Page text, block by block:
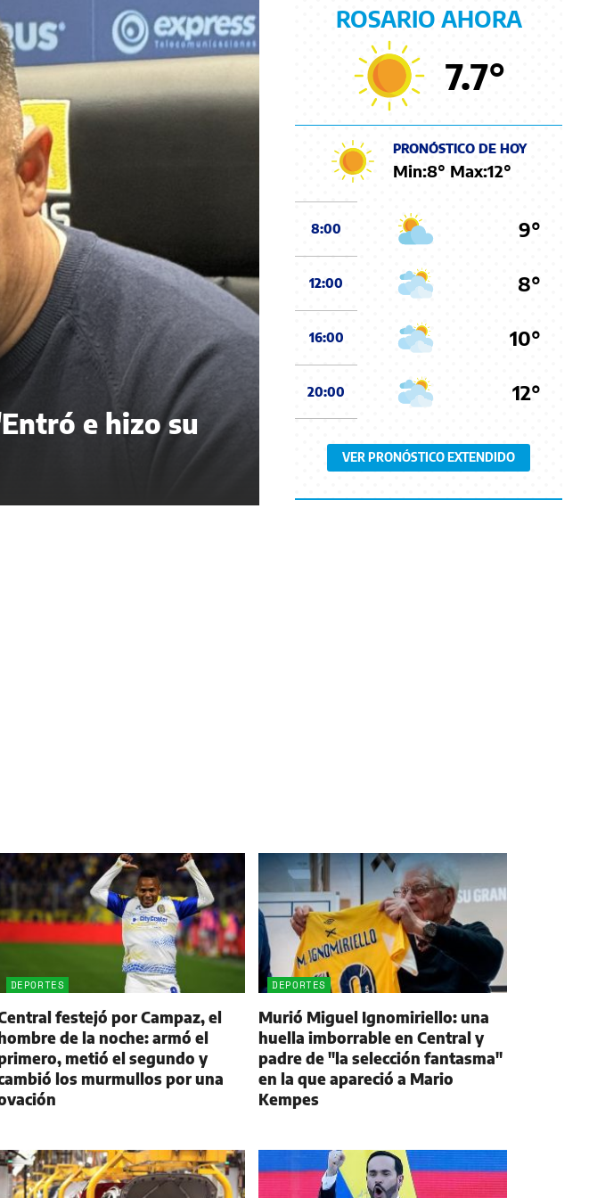
e hizo su
ROSARIO AHORA
7.7°
PRONÓSTICO DE HOY
Min:8° Max:12°
8:00 9°
12:00 8°
16:00 10°
20:00 12°
VER PRONÓSTICO EXTENDIDO
DEPORTES
festejó por Campaz, el
de la noche: armó el
metió el segundo y
los murmullos por una
DEPORTES
Murió Miguel Ignomiriello: una
huella imborrable en Central y
padre de "la selección fantasma"
en la que apareció a Mario
Kempes